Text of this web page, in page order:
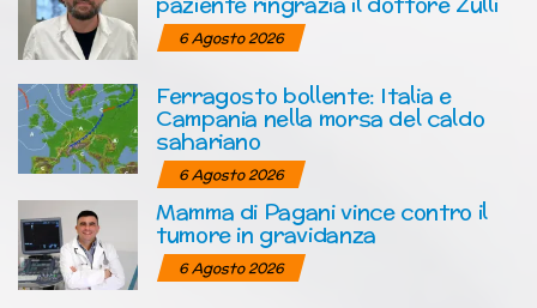
6 Agosto 2026
Ferragosto bollente: Italia e
Campania nella morsa del caldo
sahariano
6 Agosto 2026
Mamma di Pagani vince contro il
tumore in gravidanza
6 Agosto 2026